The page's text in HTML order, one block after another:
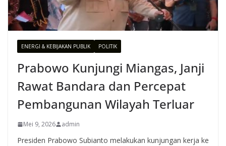
ENERGI & KEBIJAKAN PUBLIK POLITIK
Prabowo Kunjungi Miangas, Janji
Rawat Bandara dan Percepat
Pembangunan Wilayah Terluar
Mei 9, 2026 admin
Presiden Prabowo Subianto melakukan kunjungan kerja ke